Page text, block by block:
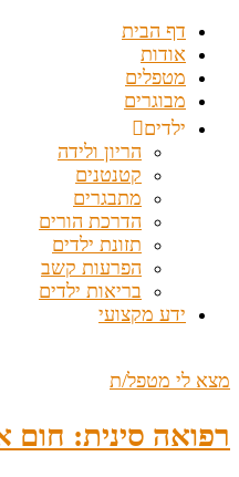
דף הבית
אודות
מטפלים
מבוגרים
ילדים
הריון ולידה
קטנטנים
מתבגרים
הדרכת הורים
תזונת ילדים
הפרעות קשב
בריאות ילדים
ידע מקצועי
מצא לי מטפל/ת
רפואה סינית: חום